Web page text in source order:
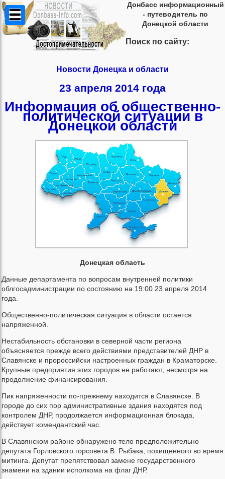
Донбасс информационный
- путеводитель по
Донецкой области
Поиск по сайту:
Новости Донецка и области
23 апреля 2014 года
Информация об общественно-
политической ситуации в
Донецкой области
Донецкая область
Данные департамента по вопросам внутренней политики
облгосадминистрации по состоянию на 19:00 23 апреля 2014
года.
Общественно-политическая ситуация в области остается
напряженной.
Нестабильность обстановки в северной части региона
объясняется прежде всего действиями представителей ДНР в
Славянске и пророссийски настроенных граждан в Краматорске.
Крупные предприятия этих городов не работают, несмотря на
продолжение финансирования.
Пик напряженности по-прежнему находится в Славянске. В
городе до сих пор административные здания находятся под
контролем ДНР, продолжается информационная блокада,
действует комендантский час.
В Славянском районе обнаружено тело предположительно
депутата Горловского горсовета В. Рыбака, похищенного во время
митинга. Депутат препятствовал замене государственного
знамени на здании исполкома на флаг ДНР.